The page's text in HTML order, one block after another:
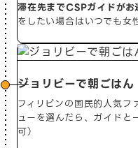
滞在先までCSPガイドがお
をしたい場合はいつでも女
ジョリビーで朝ごはん
フィリピンの国民的人気フ
ューを選んだら、ガイドと
可）